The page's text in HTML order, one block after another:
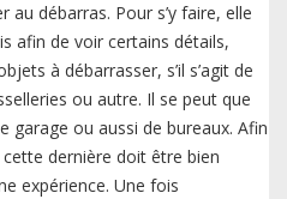
débarras. Pour s’y faire, elle
afin de voir certains détails,
à débarrasser, s’il s’agit de
ou autre. Il se peut que
garage ou aussi de bureaux. Afin
dernière doit être bien
expérience. Une fois